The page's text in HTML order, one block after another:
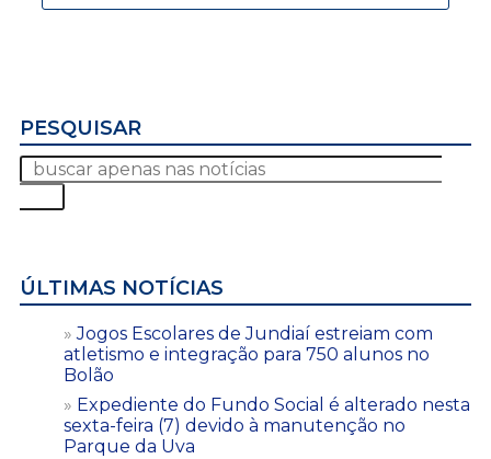
PESQUISAR
ÚLTIMAS NOTÍCIAS
Jogos Escolares de Jundiaí estreiam com
atletismo e integração para 750 alunos no
Bolão
Expediente do Fundo Social é alterado nesta
sexta-feira (7) devido à manutenção no
Parque da Uva